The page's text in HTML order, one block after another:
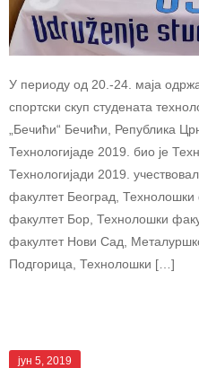
У периоду од 20.-24. маја
спортски скуп студената
„Бечићи“ Бечићи, Република
Технологијаде 2019. био је
Технологијади 2019.
факултет Београд,
факултет Бор, Технолошки
факултет Нови Сад,
Подгорица, Технолошки […]
јун 5, 2019